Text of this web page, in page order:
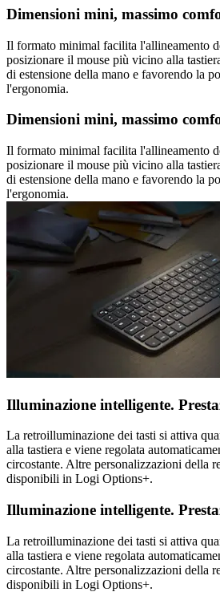
Dimensioni mini, massimo
Il formato minimal facilita l'allineamento
posizionare il mouse più vicino alla
di estensione della mano e favorendo la
l'ergonomia.
Dimensioni mini, massimo
Il formato minimal facilita l'allineamento
posizionare il mouse più vicino alla
di estensione della mano e favorendo la
l'ergonomia.
Illuminazione intelligente.
La retroilluminazione dei tasti si attiva
alla tastiera e viene regolata
circostante. Altre personalizzazioni della
disponibili in Logi Options+.
Illuminazione intelligente.
La retroilluminazione dei tasti si attiva
alla tastiera e viene regolata
circostante. Altre personalizzazioni della
disponibili in Logi Options+.